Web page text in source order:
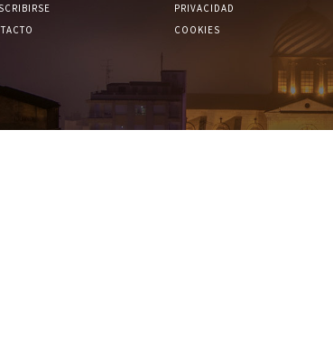
PRIVACIDAD
COOKIES